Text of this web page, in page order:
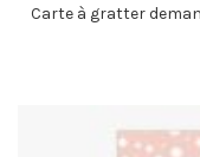
Carte à gratter